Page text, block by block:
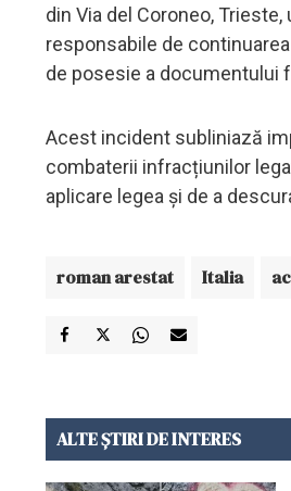
din Via del Coroneo,
responsabile de
de posesie a documentului
Acest incident subliniază
combaterii infracțiunilor
aplicare legea și de a
roman arestat Italia
ALTE ȘTIRI DE INTERES